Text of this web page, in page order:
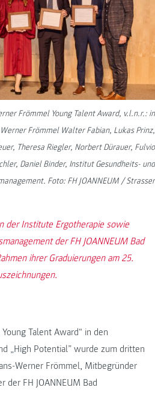
Frömmel Young Talent Award, v.l.n.r.: in
Frömmel Walter Fabian, Lukas Prinz,
Theresa Riegler, Norbert Dürauer, Fulvio
Daniel Binder, Institut Gesundheits- und
Foto: FH JOANNEUM / Strasser
der Institute Ergotherapie sowie
der FH JOANNEUM Bad
ihrer Graduierungen am 25.
Talent Award“ in den
„High Potential” wurde zum dritten
Werner Frömmel, Mitbegründer
der FH JOANNEUM Bad